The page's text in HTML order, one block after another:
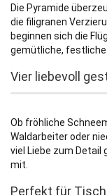
Die Pyramide
die filigranen
beginnen sich die
gemütliche,
Vier liebevoll
Ob fröhliche
Waldarbeiter oder
viel Liebe zum Detail
mit.
Perfekt für